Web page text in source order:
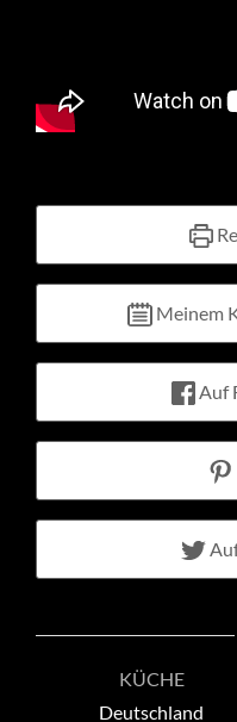
Meinem
Auf
KÜCHE
Deutschland